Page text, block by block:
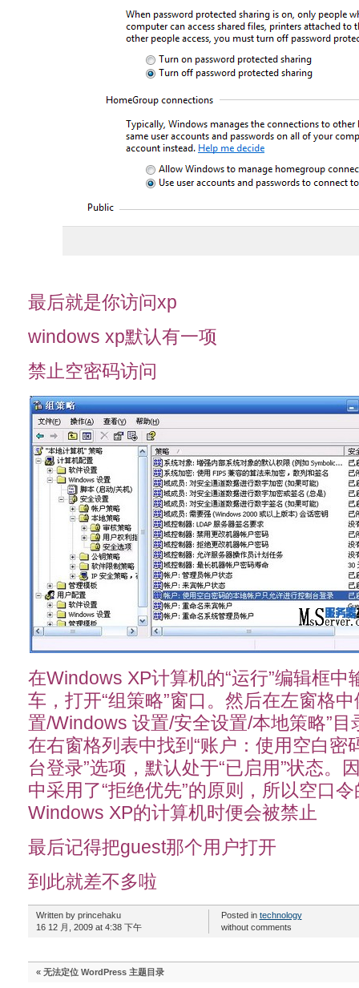
最后就是你访问xp
windows xp默认有一项
禁止空密码访问
在Windows XP计算机的“运行”编辑框中
车，打开“组策略”窗口。然后在左窗格
置/Windows 设置/安全设置/本地策略”目
在右窗格列表中找到“账户：使用空白密
台登录”选项，默认处于“已启用”状态。
中采用了“拒绝优先”的原则，所以空口
Windows XP的计算机时便会被禁止
最后记得把guest那个用户打开
到此就差不多啦
Written by princehaku
16 12 月, 2009 at 4:38 下午
Posted in technology
without comments
« 无法定位 WordPress 主题目录